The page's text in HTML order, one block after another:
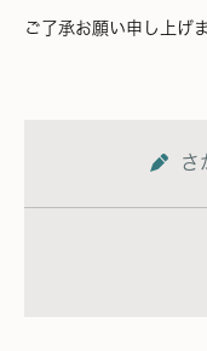
ご了承お願い申し上げま
さ